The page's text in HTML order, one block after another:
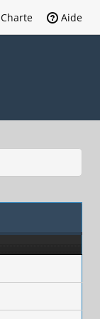
Charte Aide